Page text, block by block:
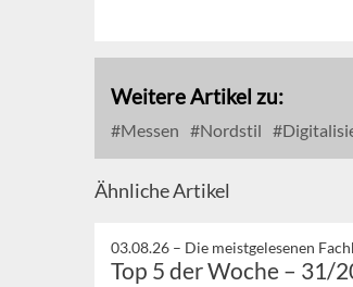
Weitere Artikel zu:
Messen Nordstil
Ähnliche Artikel
03.08.26 – Die meistgelesenen
Top 5 der Woche – 31/